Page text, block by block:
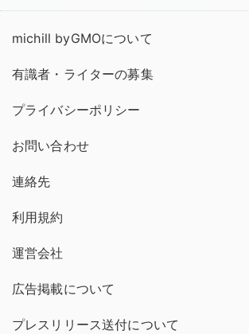
michill byGMOについて
有識者・ライターの募集
プライバシーポリシー
お問い合わせ
連絡先
利用規約
運営会社
広告掲載について
プレスリリース送付について